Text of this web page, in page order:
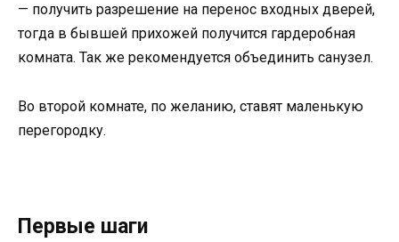
— получить разрешение на перенос входных дверей,
тогда в бывшей прихожей получится гардеробная
комната. Так же рекомендуется объединить санузел.
Во второй комнате, по желанию, ставят маленькую
перегородку.
Первые шаги